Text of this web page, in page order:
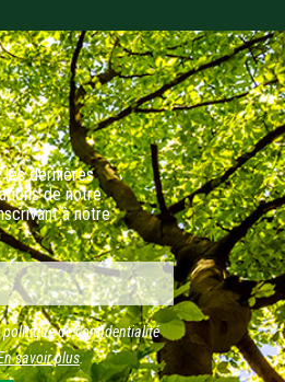
dernières
de notre
à notre
de confidentialité
savoir plus.